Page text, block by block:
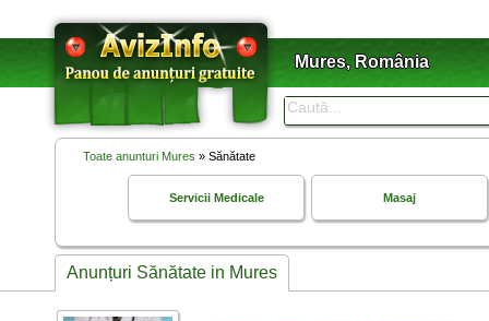
Mures, România
Toate anunturi Mures » Sănătate
Servicii Medicale Masaj
Anunțuri Sănătate in Mures